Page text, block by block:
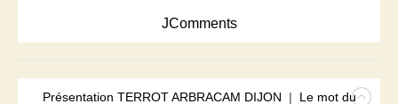
JComments
Présentation TERROT ARBRACAM DIJON | Le mot du